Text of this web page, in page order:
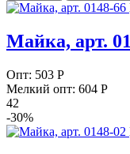
Майка, арт.
Опт: 503 Р
Мелкий опт: 604 Р
42
-30%